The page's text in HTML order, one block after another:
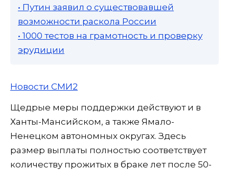
• Путин заявил о существовавшей
возможности раскола России
• 1000 тестов на грамотность и проверку
эрудиции
Новости СМИ2
Щедрые меры поддержки действуют и в
Ханты-Мансийском, а также Ямало-
Ненецком автономных округах. Здесь
размер выплаты полностью соответствует
количеству прожитых в браке лет после 50-